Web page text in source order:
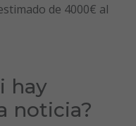
de 4000€ al
hay
noticia?